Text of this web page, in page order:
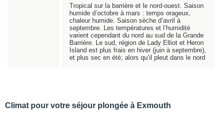
Tropical sur la barrière et le nord-ouest. Saison
humide d’octobre à mars : temps orageux,
chaleur humide. Saison sèche d’avril à
septembre. Les températures et l’humidité
varient cependant du nord au sud de la Grande
Barrière. Le sud, région de Lady Elliot et Heron
Island est plus frais en hiver (juin à septembre),
et plus sec en été; alors qu’il pleut dans le nord
Climat pour votre séjour plongée à Exmouth